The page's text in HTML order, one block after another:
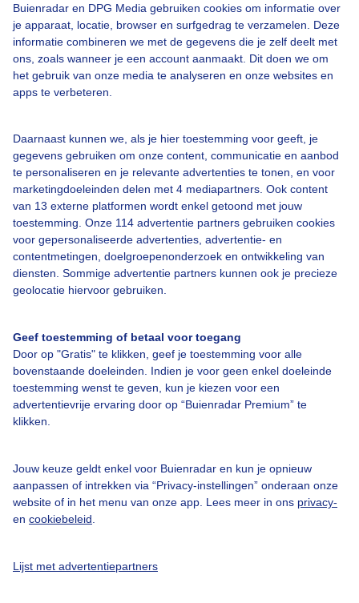
Buienradar en DPG Media gebruiken cookies om informatie over
je apparaat, locatie, browser en surfgedrag te verzamelen. Deze
informatie combineren we met de gegevens die je zelf deelt met
ons, zoals wanneer je een account aanmaakt. Dit doen we om
het gebruik van onze media te analyseren en onze websites en
apps te verbeteren.
Daarnaast kunnen we, als je hier toestemming voor geeft, je
gegevens gebruiken om onze content, communicatie en aanbod
te personaliseren en je relevante advertenties te tonen, en voor
marketingdoeleinden delen met 4 mediapartners. Ook content
van 13 externe platformen wordt enkel getoond met jouw
toestemming. Onze 114 advertentie partners gebruiken cookies
voor gepersonaliseerde advertenties, advertentie- en
contentmetingen, doelgroepenonderzoek en ontwikkeling van
diensten. Sommige advertentie partners kunnen ook je precieze
geolocatie hiervoor gebruiken.
Geef toestemming of betaal voor toegang
Door op "Gratis" te klikken, geef je toestemming voor alle
bovenstaande doeleinden. Indien je voor geen enkel doeleinde
toestemming wenst te geven, kun je kiezen voor een
advertentievrije ervaring door op “Buienradar Premium” te
klikken.
Jouw keuze geldt enkel voor Buienradar en kun je opnieuw
aanpassen of intrekken via “Privacy-instellingen” onderaan onze
website of in het menu van onze app. Lees meer in ons privacy-
en cookiebeleid
Lijst met advertentiepartners
Over Buienradar
Veelgestelde vragen
Contact
Toegankelijkheid
Gebruikersvoorwaarden
Adverteren
Buienradar Team
Cookie beleid
Privacy instellingen
Gratis weerdata
@BuienradarNL
Buienradar